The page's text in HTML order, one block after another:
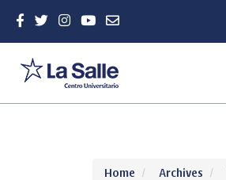
Home Archives